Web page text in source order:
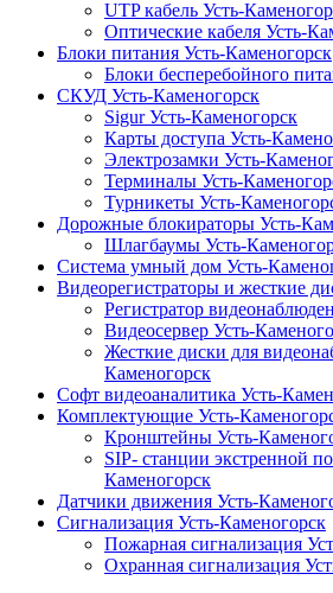
UTP кабель Усть-
Оптические кабеля Усть-
Блоки питания Усть-Каменогорск
Блоки бесперебойного
СКУД Усть-Каменогорск
Sigur Усть-Каменогорск
Карты доступа Усть-
Электрозамки Усть-
Терминалы Усть-
Турникеты Усть-
Дорожные блокираторы Усть-
Шлагбаумы Усть-
Система умный дом Усть-
Видеорегистраторы и жесткие
Регистратор
Видеосервер Усть-
Жесткие диски для
Каменогорск
Софт видеоаналитика Усть-
Комплектующие Усть-
Кронштейны Усть-
SIP- станции экстренной
Каменогорск
Датчики движения Усть-
Сигнализация Усть-Каменогорск
Пожарная сигнализация
Охранная сигнализация